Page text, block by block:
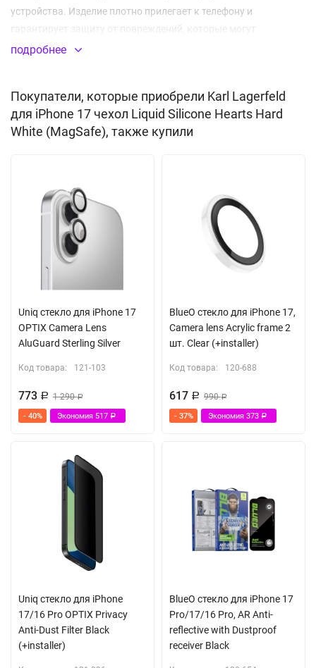
устройства. Изделие плотно прилегает к телефону и
гарантирует защиту от повреждений, которые могут
возникнуть в повседневной эксплуатации. Боковые клавиши
отверстия идеально соответствуют разъемам и элементам
управления. Толщина кейса не препятствует nfc сигналу.
Благодаря встроенному магниту MagSafe вы сможете легко
фирменный рисунок. Поставляется в фирменной подарочной
упаковке производителя CG Mobile.
Не скользит в руках
Встроенный магнитный модуль MagSafe
подробнее
Покупатели, которые приобрели Karl Lagerfeld
для iPhone 17 чехол Liquid Silicone Hearts Hard
White (MagSafe), также купили
Uniq стекло для iPhone 17
OPTIX Camera Lens
AluGuard Sterling Silver
Код товара: 121-103
773 Р 1 290Р
- 40% Экономия 517 Р
BlueO стекло для iPhone 17,
Camera lens Acrylic frame 2
шт. Clear (+installer)
Код товара: 120-688
617 Р 990Р
- 37% Экономия 373 Р
Uniq стекло для iPhone
17/16 Pro OPTIX Privacy
Anti-Dust Filter Black
(+installer)
BlueO стекло для iPhone 17
Pro/17/16 Pro, AR Anti-
reflective with Dustproof
receiver Black